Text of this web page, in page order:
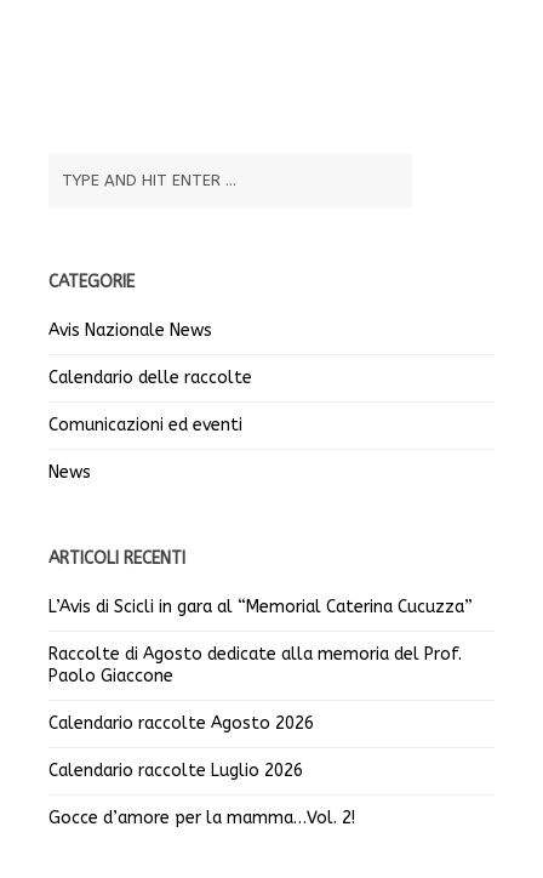
CATEGORIE
Avis Nazionale News
Calendario delle raccolte
Comunicazioni ed eventi
News
ARTICOLI RECENTI
L’Avis di Scicli in gara al “Memorial Caterina Cucuzza”
Raccolte di Agosto dedicate alla memoria del Prof.
Paolo Giaccone
Calendario raccolte Agosto 2026
Calendario raccolte Luglio 2026
Gocce d’amore per la mamma…Vol. 2!